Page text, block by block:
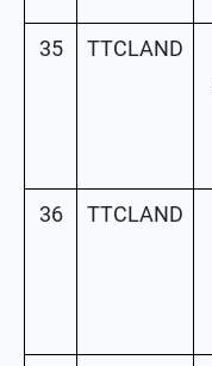
35 TTCLAND
36 TTCLAND